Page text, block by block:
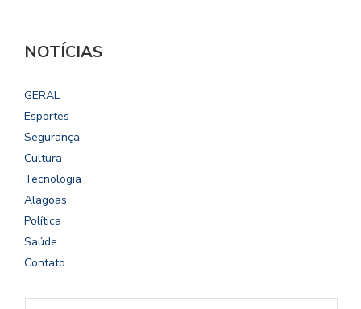
NOTÍCIAS
GERAL
Esportes
Segurança
Cultura
Tecnologia
Alagoas
Política
Saúde
Contato